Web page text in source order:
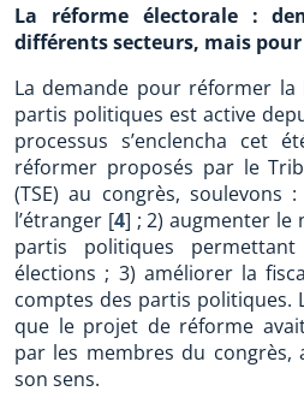
La réforme électorale :
différents secteurs, mais
La demande pour réformer
partis politiques est active
processus s’enclencha cet
réformer proposés par le
(TSE) au congrès,
l’étranger [4] ; 2) augmenter le
partis politiques
élections ; 3) améliorer la
comptes des partis politiques.
que le projet de réforme
par les membres du congrès,
son sens.